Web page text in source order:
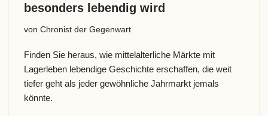
besonders lebendig wird
von Chronist der Gegenwart
Finden Sie heraus, wie mittelalterliche Märkte mit
Lagerleben lebendige Geschichte erschaffen, die weit
tiefer geht als jeder gewöhnliche Jahrmarkt jemals
könnte.